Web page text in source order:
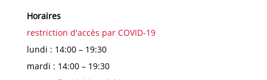
Horaires
restriction d'accès par COVID-19
lundi : 14:00 – 19:30
mardi : 14:00 – 19:30